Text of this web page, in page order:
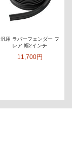
汎用 ラバーフェンダー フ
レア 幅2インチ
11,700円